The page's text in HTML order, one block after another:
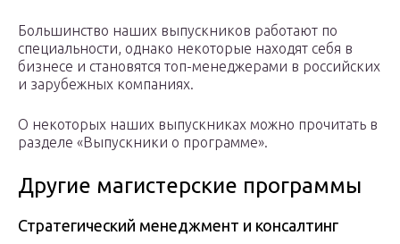
Большинство наших выпускников работают по
специальности, однако некоторые находят себя в
бизнесе и становятся топ-менеджерами в российских
и зарубежных компаниях.
О некоторых наших выпускниках можно прочитать в
разделе «Выпускники о программе».
Другие магистерские программы
Стратегический менеджмент и консалтинг